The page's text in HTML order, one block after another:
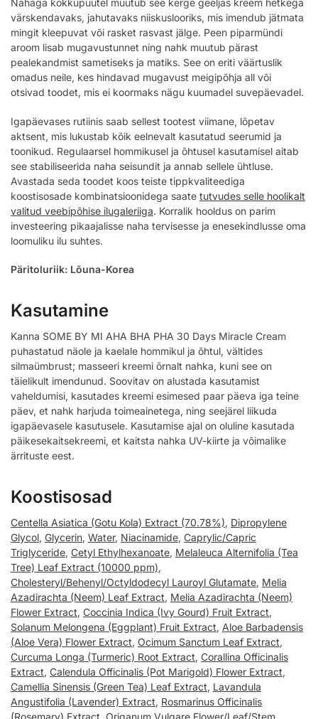
Nahaga kokkupuutel muutub see kerge geeljas kreem hetkega
värskendavaks, jahutavaks niiskuslooriks, mis imendub jätmata
mingit kleepuvat või rasket rasvast jälge. Peen piparmündi
aroom lisab mugavustunnet ning nahk muutub pärast
pealekandmist sametiseks ja matiks. See on eriti väärtuslik
omadus neile, kes hindavad mugavust meigipõhja all või
otsivad toodet, mis ei koormaks nägu kuumadel suvepäevadel.
Igapäevases rutiinis saab sellest tootest viimane, lõpetav
aktsent, mis lukustab kõik eelnevalt kasutatud seerumid ja
toonikud. Regulaarsel hommikusel ja õhtusel kasutamisel aitab
see stabiliseerida naha seisundit ja annab sellele ühtluse.
Avastada seda toodet koos teiste tippkvaliteediga
koostisosade kombinatsioonidega saate tutvudes selle hoolikalt
valitud veebipõhise ilugaleriiga. Korralik hooldus on parim
investeering pikaajalisse naha tervisesse ja enesekindlusse oma
loomuliku ilu suhtes.
Päritoluriik: Lõuna-Korea
Kasutamine
Kanna SOME BY MI AHA BHA PHA 30 Days Miracle Cream
puhastatud näole ja kaelale hommikul ja õhtul, vältides
silmaümbrust; masseeri kreemi õrnalt nahka, kuni see on
täielikult imendunud. Soovitav on alustada kasutamist
vaheldumisi, kasutades kreemi esimesed paar päeva iga teine
päev, et nahk harjuda toimeainetega, ning seejärel liikuda
igapäevasele kasutusele. Kasutamise ajal on oluline kasutada
päikesekaitsekreemi, et kaitsta nahka UV-kiirte ja võimalike
ärrituste eest.
Koostisosad
Centella Asiatica (Gotu Kola) Extract (70.78%), Dipropylene
Glycol, Glycerin, Water, Niacinamide, Caprylic/Capric
Triglyceride, Cetyl Ethylhexanoate, Melaleuca Alternifolia (Tea
Tree) Leaf Extract (10000 ppm),
Cholesteryl/Behenyl/Octyldodecyl Lauroyl Glutamate, Melia
Azadirachta (Neem) Leaf Extract, Melia Azadirachta (Neem)
Flower Extract, Coccinia Indica (Ivy Gourd) Fruit Extract,
Solanum Melongena (Eggplant) Fruit Extract, Aloe Barbadensis
(Aloe Vera) Flower Extract, Ocimum Sanctum Leaf Extract,
Curcuma Longa (Turmeric) Root Extract, Corallina Officinalis
Extract, Calendula Officinalis (Pot Marigold) Flower Extract,
Camellia Sinensis (Green Tea) Leaf Extract, Lavandula
Angustifolia (Lavender) Extract, Rosmarinus Officinalis